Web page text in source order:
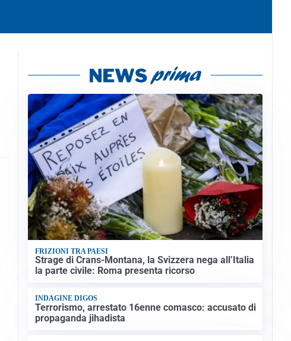
FRIZIONI TRA PAESI
Strage di Crans-Montana, la Svizzera nega all’Italia
la parte civile: Roma presenta ricorso
INDAGINE DIGOS
Terrorismo, arrestato 16enne comasco: accusato di
propaganda jihadista